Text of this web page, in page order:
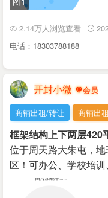
2.14万人浏览查看
电话：18303788188
开封小微
商铺出租/转让 商铺出
框架结构上下两层420
位于周天路大朱屯，
区！可办公、学校培